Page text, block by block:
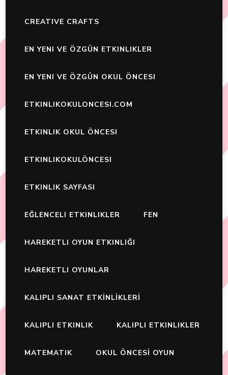
CREATIVE CRAFTS
EN YENI VE ÖZGÜN ETKINLIKLER
EN YENI VE ÖZGÜN OKUL ÖNCESI
ETKINLIKOKULONCESI.COM
ETKINLIK OKUL ÖNCESI
ETKINLIKOKULÖNCESI
ETKINLIK SAYFASI
EĞLENCELI ETKINLIKLER FEN
HAREKETLI OYUN ETKINLIĞI
HAREKETLI OYUNLAR
KALIPLI SANAT ETKİNLİKLERİ
KALIPLI ETKINLIK KALIPLI ETKINLIKLER
MATEMATIK OKUL ÖNCESİ OYUN